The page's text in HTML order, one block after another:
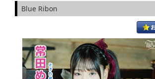
Blue Ribon